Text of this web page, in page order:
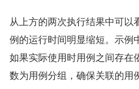
从上方的两次执行结果中可以
例的运行时间明显缩短。示例
如果实际使用时用例之间存在
数为用例分组，确保关联的用